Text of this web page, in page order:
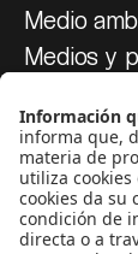
Medio
Medios y
¿Quiénes